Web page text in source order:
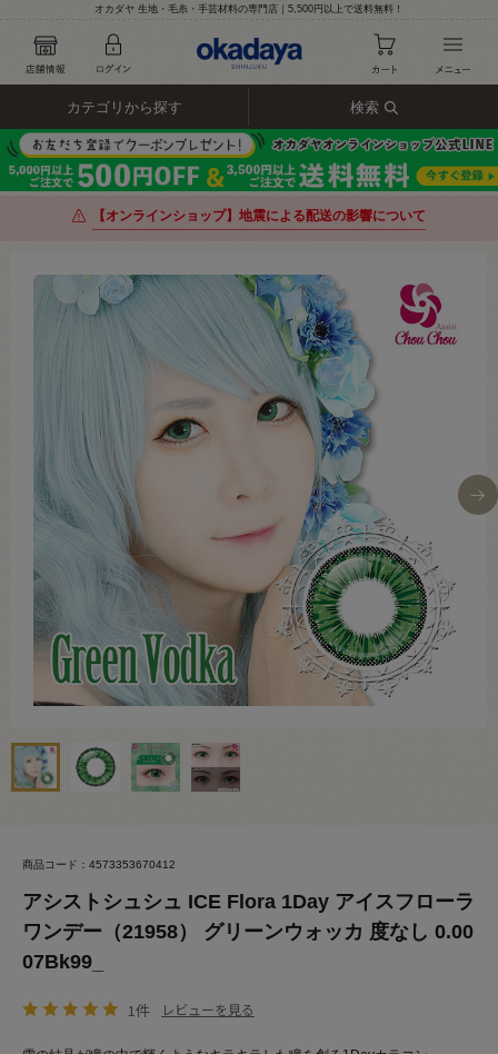
オカダヤ 生地・毛糸・手芸材料の専門店｜5,500円以上で送料無料！
カテゴリから探す 検索
【オンラインショップ】地震による配送の影響について
商品コード：4573353670412
アシストシュシュ ICE Flora 1Day アイスフローラ
ワンデー（21958） グリーンウォッカ 度なし 0.00
07Bk99_
1件 レビューを見る